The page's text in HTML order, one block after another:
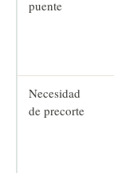
puente
Necesidad
de precorte